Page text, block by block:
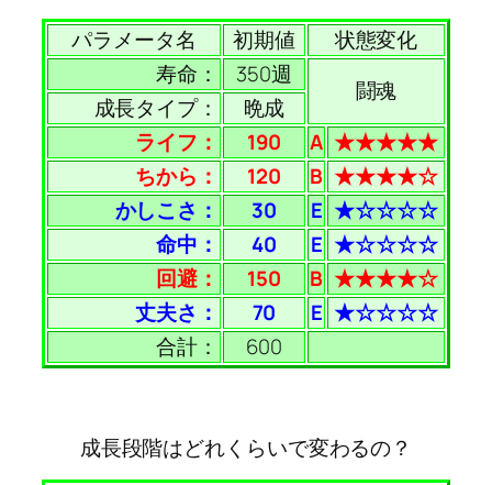
パラメータ名
初期値
状態変化
寿命：
350週
闘魂
成長タイプ：
晩成
ライフ：
190 A ★★★★★
ちから：
120 B ★★★★☆
かしこさ：
30 E ★☆☆☆☆
命中：
40 E ★☆☆☆☆
回避：
150 B ★★★★☆
丈夫さ：
70 E ★☆☆☆☆
合計：
600
成長段階はどれくらいで変わるの？